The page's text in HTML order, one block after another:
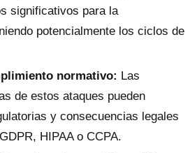
significativos para la
potencialmente los ciclos de
normativo: Las
de estos ataques pueden
y consecuencias legales
HIPAA o CCPA.